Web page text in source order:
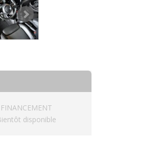
FINANCEMENT
disponible